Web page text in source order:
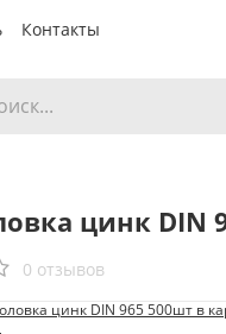
Контакты
цинк DIN
0 отзывов